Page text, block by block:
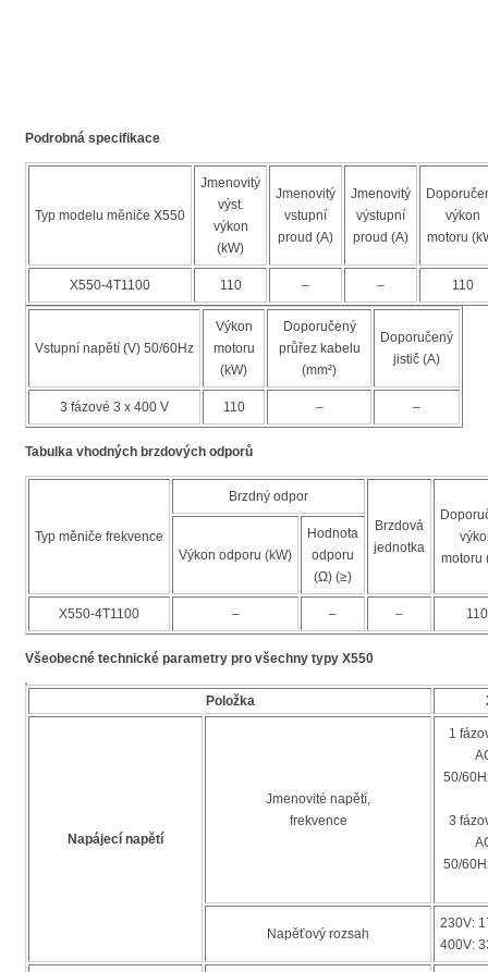
Podrobná specifikace
Typ modelu měniče X550
Jmenovitý
výst.
výkon
(kW)
Jmenovitý
vstupní
proud (A)
Jmenovitý
výstupní
proud (A)
výkon
motoru
X550-4T1100 110 – – 110
Vstupní napětí (V) 50/60Hz
Výkon
motoru
(kW)
Doporučený
průřez kabelu
(mm²)
Doporučený
jistič (A)
3 fázové 3 x 400 V 110 – –
Tabulka vhodných brzdových odporů
Typ měniče frekvence
Brzdný odpor
Brzdová
jednotka
motoru
Výkon odporu (kW)
Hodnota
odporu
(Ω) (≥)
X550-4T1100 – – – 110
Všeobecné technické parametry pro všechny typy X550
Položka
Napájecí napětí
Jmenovité napětí,
frekvence
1
50/
3
50/
Napěťový rozsah
230V:
400V: